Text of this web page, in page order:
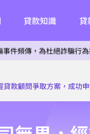
貸款知識 貸
，為杜絕詐騙行為持續
款顧問爭取方案，成功